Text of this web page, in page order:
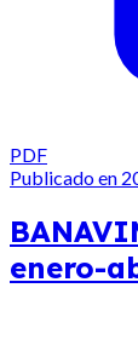
PDF
Publicado en
enero-